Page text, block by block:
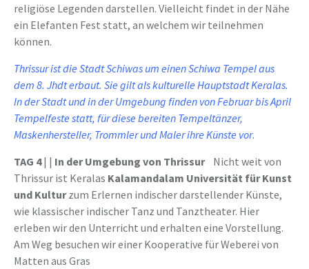
religiöse Legenden darstellen. Vielleicht findet in der Nähe
ein Elefanten Fest statt, an welchem wir teilnehmen
können.
Thrissur ist die Stadt Schiwas um einen Schiwa Tempel aus
dem 8. Jhdt erbaut. Sie gilt als kulturelle Hauptstadt Keralas.
In der Stadt und in der Umgebung finden von Februar bis April
Tempelfeste statt, für diese bereiten Tempeltänzer,
Maskenhersteller, Trommler und Maler ihre Künste vor.
TAG 4| | In der Umgebung von Thrissur Nicht weit von
Thrissur ist Keralas Kalamandalam Universität für Kunst
und Kulturzum Erlernen indischer darstellender Künste,
wie klassischer indischer Tanz und Tanztheater. Hier
erleben wir den Unterricht und erhalten eine Vorstellung.
Am Weg besuchen wir einer Kooperative für Weberei von
Matten aus Gras